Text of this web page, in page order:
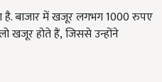
है. बाजार में खजूर लगभग1000रुपए
खजूर होते हैं, जिससे उन्होंने